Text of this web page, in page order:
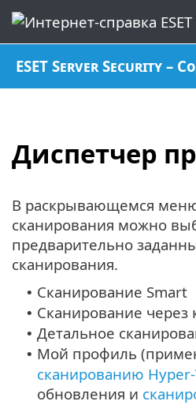
ESET Server Security –
Диспетчер
В раскрывающемся
сканирования можно
предварительно
сканирования.
• Сканирование Smart
• Сканирование через
• Детальное
• Мой профиль
сканированию
обновления и